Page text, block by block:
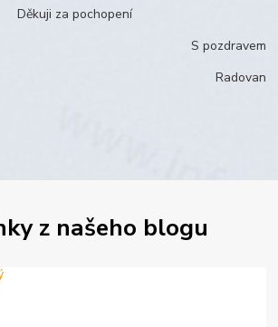
Děkuji za pochopení
S pozdravem
Radovan
z našeho blogu